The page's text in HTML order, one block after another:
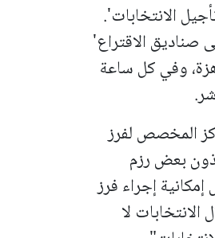
الانتخابات'.
صناديق الاقتراع'
وفي كل ساعة
المخصص لفرز
بعض رزم
إجراء فرز
لا